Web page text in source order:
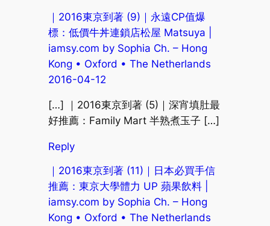
｜2016東京到著 (9)｜永遠CP值爆
標：低價牛丼連鎖店松屋 Matsuya |
iamsy.com by Sophia Ch. – Hong
Kong • Oxford • The Netherlands
2016-04-12
[…] ｜2016東京到著 (5)｜深宵填肚最
好推薦：Family Mart 半熟煮玉子 […]
Reply
｜2016東京到著 (11)｜日本必買手信
推薦：東京大學體力 UP 蘋果飲料 |
iamsy.com by Sophia Ch. – Hong
Kong • Oxford • The Netherlands